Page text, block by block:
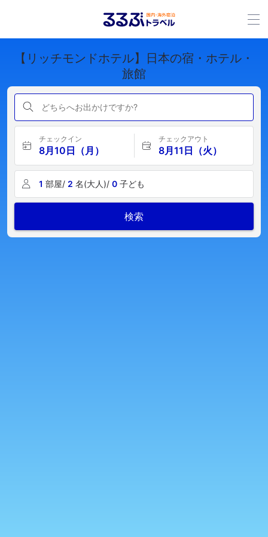
【リッチモンドホテル】日本の宿・ホテル・
旅館
どちらへお出かけですか?
チェックイン
8月10日（月）
チェックアウト
8月11日（火）
1 部屋/ 2 名(大人)/ 0 子ども
検索